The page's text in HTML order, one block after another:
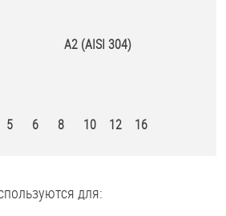
А2 (AISI 304)
5 6 8 10 12 16
для: